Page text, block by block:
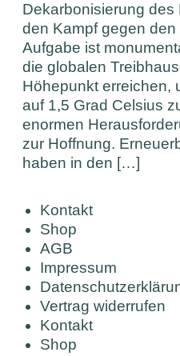
Dekarbonisierung des
den Kampf gegen
Aufgabe ist
die globalen
Höhepunkt erreichen,
auf 1,5 Grad Celsius
enormen
zur Hoffnung.
haben in den […]
Kontakt
Shop
AGB
Impressum
Vertrag widerrufen
Kontakt
Shop